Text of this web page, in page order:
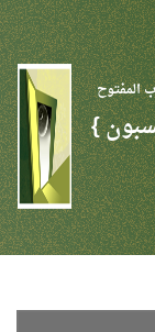
المفتوح
}